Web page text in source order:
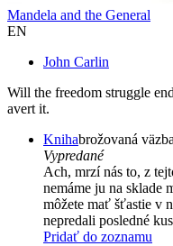
Mandela and the General
EN
John Carlin
Will the freedom struggle
avert it.
Knihabrožovaná väzba
Vypredané
Ach, mrzí nás to, z
nemáme ju na sklade
môžete mať šťastie v
nepredali posledné
Pridať do zoznamu